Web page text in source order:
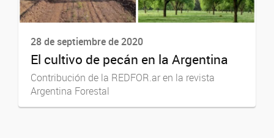
28 de septiembre de 2020
El cultivo de pecán en la Argentina
Contribución de la REDFOR.ar en la revista
Argentina Forestal